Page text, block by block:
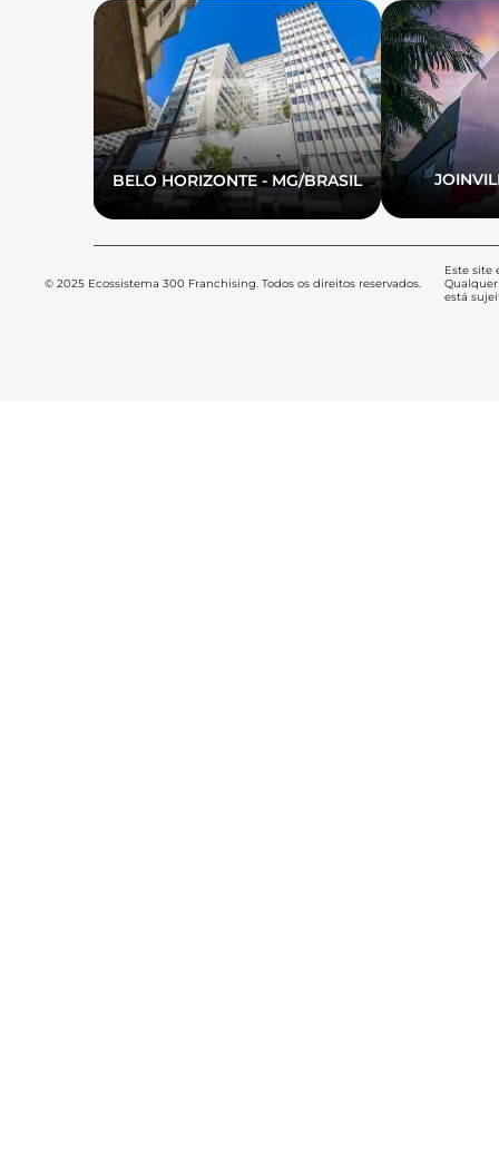
BELO HORIZONTE - MG/BRASIL
© 2025 Ecossistema 300 Franchising. Todos os direitos reservados.
Este site
está